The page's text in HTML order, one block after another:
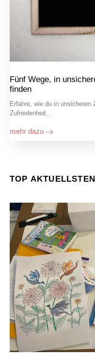
Fünf Wege, in
finden
Erfahre, wie du in
Zufriedenheit…
mehr dazu
TOP